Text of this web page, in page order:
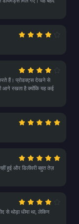
हैं। प्रोडक्ट्स देखने से
आगे रखता है क्योंकि यह कई
हुई और डिलीवरी बहुत तेज़
थोड़ा धीमा था, लेकिन